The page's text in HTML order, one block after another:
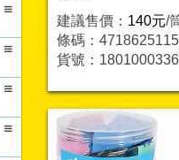
建議售價： 140元/
條碼：
貨號：1801000336